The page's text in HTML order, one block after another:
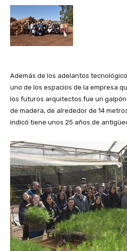
Además de los adelantos
uno de los espacios de la empresa
los futuros arquitectos fue un
de madera, de alrededor de 14
indicó tiene unos 25 años de